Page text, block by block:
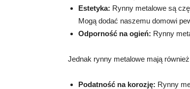
Estetyka: Rynny metalowe są
Mogą dodać naszemu domowi
Odporność na ogień: Rynny
Jednak rynny metalowe mają
Podatność na korozję: Rynny